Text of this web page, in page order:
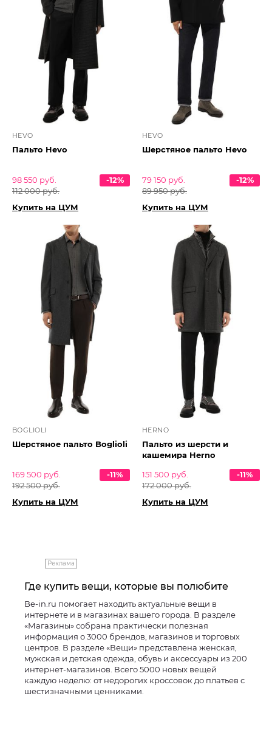
HEVO
Пальто Hevo
98 550 руб.
112 000 руб.
-12%
Купить на ЦУМ
HEVO
Шерстяное пальто Hevo
79 150 руб.
89 950 руб.
-12%
Купить на ЦУМ
BOGLIOLI
Шерстяное пальто Boglioli
169 500 руб.
192 500 руб.
-11%
Купить на ЦУМ
HERNO
Пальто из шерсти и
кашемира Herno
151 500 руб.
172 000 руб.
-11%
Купить на ЦУМ
Реклама
Где купить вещи, которые вы полюбите
Be-in.ru помогает находить актуальные вещи в
интернете и в магазинах вашего города. В разделе
«Магазины» собрана практически полезная
информация о 3000 брендов, магазинов и торговых
центров. В разделе «Вещи» представлена женская,
мужская и детская одежда, обувь и аксессуары из 200
интернет-магазинов. Всего 5000 новых вещей
каждую неделю: от недорогих кроссовок до платьев с
шестизначными ценниками.